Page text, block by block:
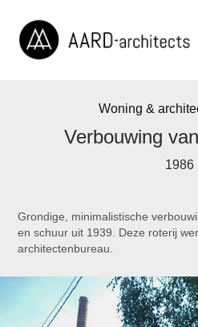
Woning &
Verbouwing
1986
Grondige, minimalistische
en schuur uit 1939. Deze roterij
architectenbureau.